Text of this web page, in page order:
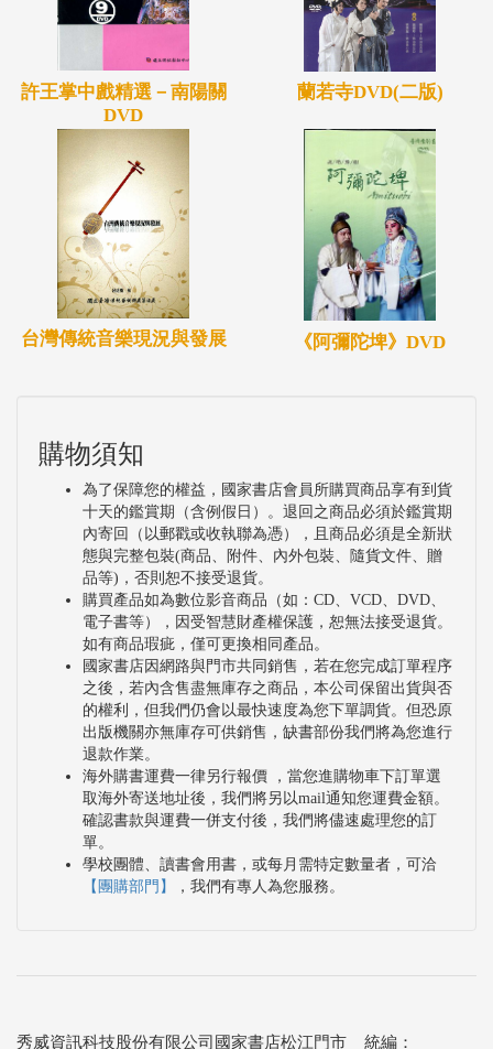
許王掌中戲精選－南陽關
DVD
蘭若寺DVD(二版)
台灣傳統音樂現況與發展 《阿彌陀埤》DVD
購物須知
為了保障您的權益，國家書店會員所購買商品享有到貨
十天的鑑賞期（含例假日）。退回之商品必須於鑑賞期
內寄回（以郵戳或收執聯為憑），且商品必須是全新狀
態與完整包裝(商品、附件、內外包裝、隨貨文件、贈
品等)，否則恕不接受退貨。
購買產品如為數位影音商品（如：CD、VCD、DVD、
電子書等），因受智慧財產權保護，恕無法接受退貨。
如有商品瑕疵，僅可更換相同產品。
國家書店因網路與門市共同銷售，若在您完成訂單程序
之後，若內含售盡無庫存之商品，本公司保留出貨與否
的權利，但我們仍會以最快速度為您下單調貨。但恐原
出版機關亦無庫存可供銷售，缺書部份我們將為您進行
退款作業。
海外購書運費一律另行報價 ，當您進購物車下訂單選
取海外寄送地址後，我們將另以mail通知您運費金額。
確認書款與運費一併支付後，我們將儘速處理您的訂
單。
學校團體、讀書會用書，或每月需特定數量者，可洽
【團購部門】
，我們有專人為您服務。
秀威資訊科技股份有限公司國家書店松江門市 統編：